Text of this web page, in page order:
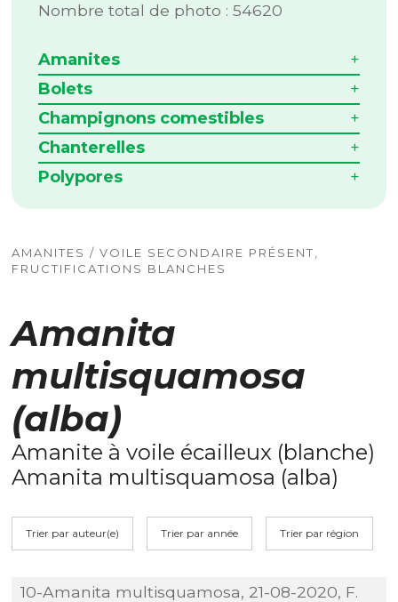
Nombre total de photo : 54620
Amanites
Bolets
Champignons comestibles
Chanterelles
Polypores
AMANITES / VOILE SECONDAIRE PRÉSENT,
FRUCTIFICATIONS BLANCHES
Amanita
multisquamosa
(alba)
Amanite à voile écailleux (blanche)
Amanita multisquamosa (alba)
Trier par auteur(e) Trier par année Trier par région
10-Amanita multisquamosa, 21-08-2020, F.